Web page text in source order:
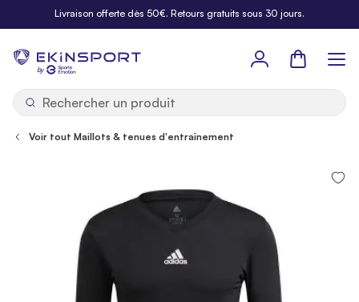
Allez au contenuLivraison offerte dès 50€. Retours gratuits sous 30 jours.
by
Panier
Voir tout Maillots & tenues d'entraînement